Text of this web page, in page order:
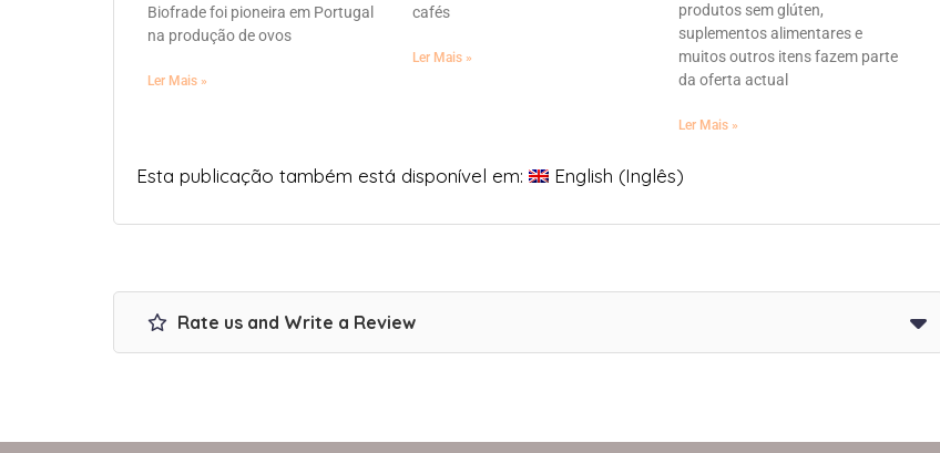
Biofrade foi pioneira em Portugal
na produção de ovos
Ler Mais »
cafés
Ler Mais »
produtos sem glúten,
suplementos alimentares e
muitos outros itens fazem parte
da oferta actual
Ler Mais »
Esta publicação também está disponível em: English (Inglês)
Rate us and Write a Review